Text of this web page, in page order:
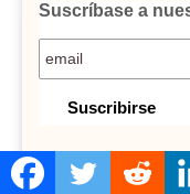
Suscríbase a